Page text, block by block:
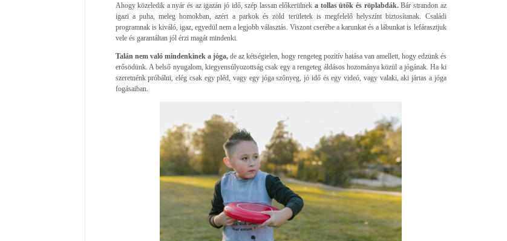
Ahogy közeledik a nyár és az igazán jó idő, szép lassan előkerülneka tollas ütők és röplabdák.Bár strandon az
igazi a puha, meleg homokban, azért a parkok és zöld területek is megfelelő helyszínt biztosítanak. Családi
programnak is kiváló, igaz, egyedül nem a legjobb választás. Viszont cserébe a karunkat és a lábunkat is lefárasztjuk
vele és garantáltan jól érzi magát mindenki.
Talán nem való mindenkinek a jóga,de az kétségtelen, hogy rengeteg pozitív hatása van amellett, hogy edzünk és
erősödünk. A belső nyugalom, kiegyensúlyozottság csak egy a rengeteg áldásos hozománya közül a jógának. Ha ki
szeretnénk próbálni, elég csak egy pléd, vagy egy jóga szőnyeg, jó idő és egy videó, vagy valaki, aki jártas a jóga
fogásaiban.